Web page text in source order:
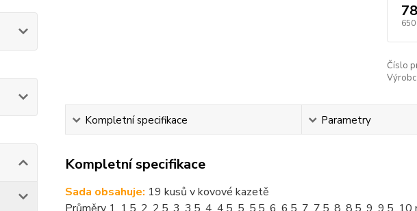
650
Číslo
Kompletní specifikace Parametry
Kompletní specifikace
Sada obsahuje: 19 kusů v kovové kazetě